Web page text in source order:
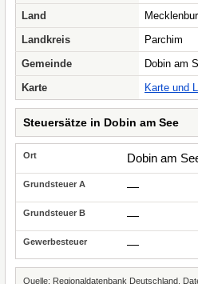
Land
Landkreis
Parchim
Gemeinde
Dobin am
Karte
Karte und
Steuersätze in Dobin am See
Dobin am
—
—
—
Quelle: Regionaldatenbank Deutschland,